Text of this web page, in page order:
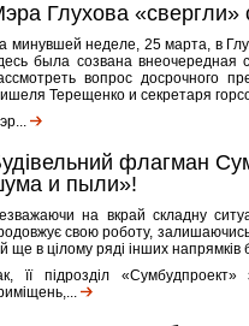
Глухова «свергли»
минувшей неделе, 25 марта, в
была созвана внеочередная
вопрос досрочного
Терещенко и секретаря
флагман
и пыли»!
на вкрай складну
свою роботу, залишаючись
ще в цілому ряді інших напрямків
її підрозділ